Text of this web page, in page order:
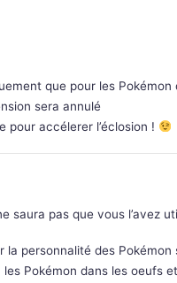
que pour les
sera annulé
pour accélerer l’éclosion !
saura pas que vous l’avez
personnalité des
Pokémon dans les oeufs